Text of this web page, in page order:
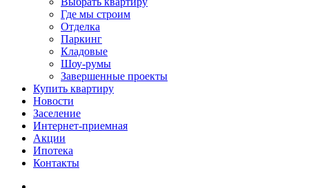
Где мы строим
Отделка
Паркинг
Кладовые
Шоу-румы
Завершенные проекты
Купить квартиру
Новости
Заселение
Интернет-приемная
Акции
Ипотека
Контакты